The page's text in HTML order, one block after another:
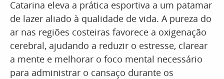
Catarina eleva a prática esportiva a um patamar
de lazer aliado à qualidade de vida. A pureza do
ar nas regiões costeiras favorece a oxigenação
cerebral, ajudando a reduzir o estresse, clarear
a mente e melhorar o foco mental necessário
para administrar o cansaço durante os